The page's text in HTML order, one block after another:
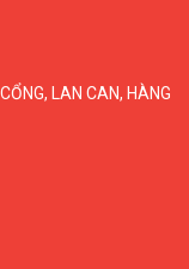
LAN CAN, HÀNG